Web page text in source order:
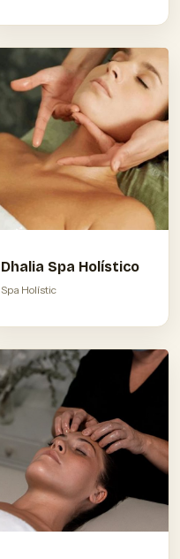
Dhalia Spa Holístico
Spa Holístic